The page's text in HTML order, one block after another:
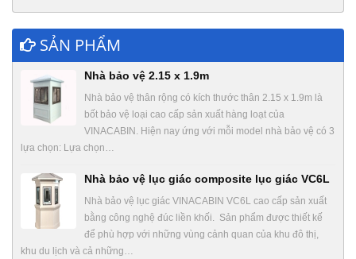
SẢN PHẨM
Nhà bảo vệ 2.15 x 1.9m
Nhà bảo vệ thân rộng có kích thước thân 2.15 x 1.9m là
bốt bảo vệ loại cao cấp sản xuất hàng loạt của
VINACABIN. Hiện nay ứng với mỗi model nhà bảo vệ có 3
lựa chọn: Lựa chọn…
Nhà bảo vệ lục giác composite lục giác VC6L
Nhà bảo vệ lục giác VINACABIN VC6L cao cấp sản xuất
bằng công nghệ đúc liền khối. Sản phẩm được thiết kế
để phù hợp với những vùng cảnh quan của khu đô thị,
khu du lịch và cả những…